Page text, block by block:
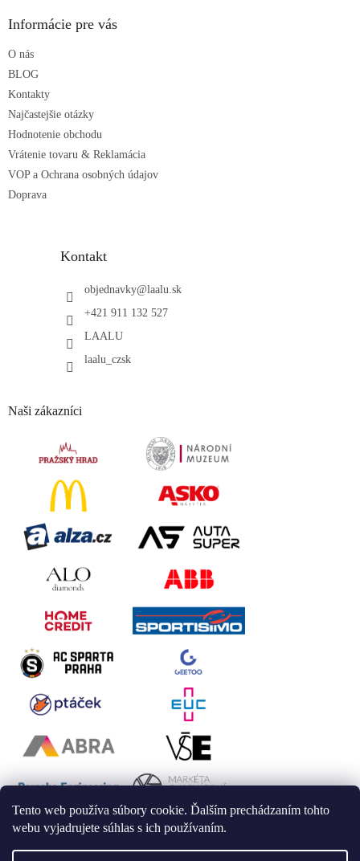
Tento web používa súbory cookie. Ďalším prechádzaním tohto
webu vyjadrujete súhlas s ich používaním.
Informácie pre vás
O nás
BLOG
Kontakty
Najčastejšie otázky
Hodnotenie obchodu
Vrátenie tovaru & Reklamácia
VOP a Ochrana osobných údajov
Doprava
Kontakt
objednavky@laalu.sk
+421 911 132 527
LAALU
laalu_czsk
Naši zákazníci